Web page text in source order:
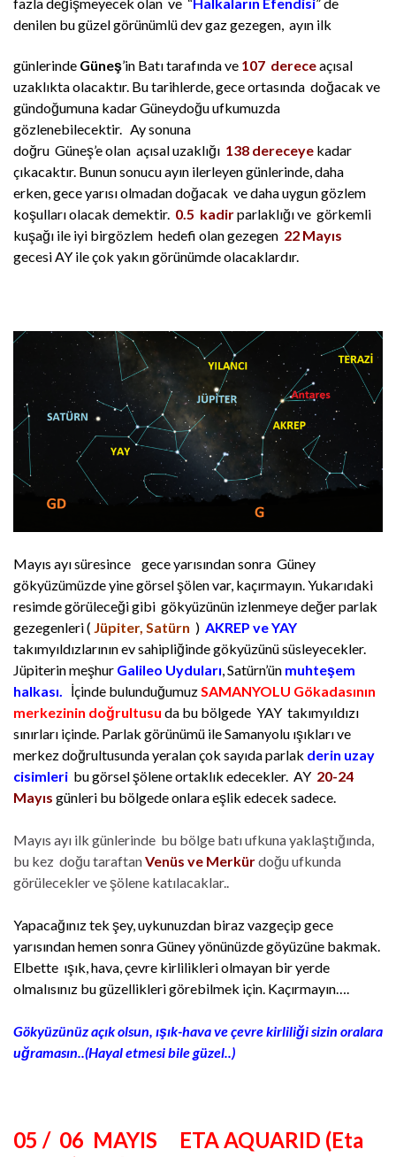
denilen bu güzelgörünümlü dev gaz gezegen, ayın ilk
günlerinde Güneş’in Batı tarafında ve 107 dereceaçısal
uzaklıkta olacaktır. Bu tarihlerde, gece ortasında doğacak ve
gündoğumuna kadar Güneydoğu ufkumuzda
gözlenebilecektir. Ay sonuna
doğru Güneş’e olan açısal uzaklığı 138 dereceye kadar
çıkacaktır. Bunun sonucu ayın ilerleyen günlerinde, daha
erken, gece yarısı olmadan doğacak ve daha uygun gözlem
koşulları olacak demektir. 0.5 kadirparlaklığı ve görkemli
kuşağı ile iyi birgözlem hedefi olan gezegen 22 Mayıs
gecesi AY ile çok yakın görünümde olacaklardır.
Mayıs ayı süresince gece yarısından sonra Güney
gökyüzümüzde yine görsel şölen var, kaçırmayın. Yukarıdaki
resimde görüleceği gibi gökyüzünün izlenmeye değer parlak
gezegenleri ( Jüpiter, Satürn ) AKREP ve YAY
takımyıldızlarının ev sahipliğinde gökyüzünü süsleyecekler.
Jüpiterin meşhur Galileo Uyduları, Satürn’ün muhteşem
halkası. İçinde bulunduğumuzSAMANYOLU Gökadasının
merkezinin doğrultusu da bu bölgede YAY takımyıldızı
sınırları içinde. Parlak görünümü ile Samanyolu ışıkları ve
merkez doğrultusunda yeralan çok sayıda parlak derin uzay
cisimleri bu görsel şölene ortaklık edecekler. AY 20-24
Mayıs günleri bu bölgede onlara eşlik edecek sadece.
Mayıs ayı ilk günlerinde bu bölge batı ufkuna yaklaştığında,
bu kez doğu taraftanVenüs ve Merkürdoğu ufkunda
görülecekler ve şölene katılacaklar..
Yapacağınız tek şey, uykunuzdan biraz vazgeçip gece
yarısından hemen sonra Güney yönünüzde göyüzüne bakmak.
Elbette ışık, hava, çevre kirlilikleri olmayan bir yerde
olmalısınız bu güzellikleri görebilmek için. Kaçırmayın….
Gökyüzünüz açık olsun, ışık-hava ve çevre kirliliği sizin oralara
uğramasın..(Hayal etmesi bile güzel..)
05 / 06 MAYIS ETA AQUARID (Eta